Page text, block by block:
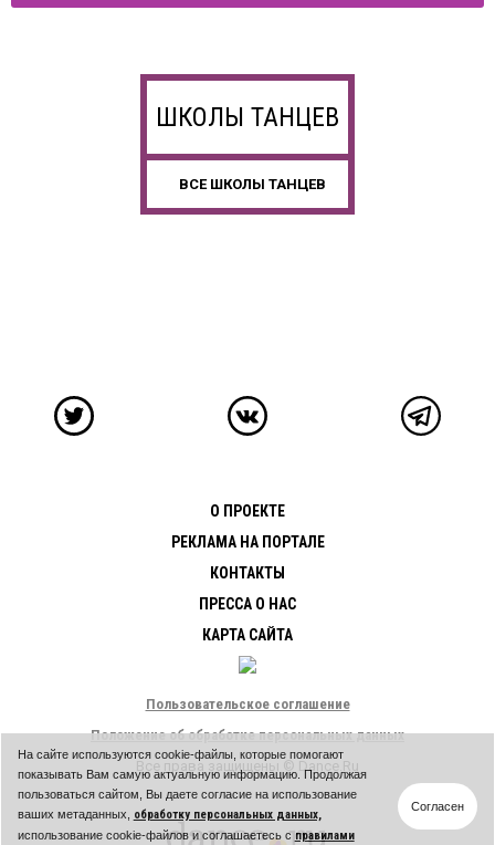
На сайте используются cookie-файлы, которые помогают
показывать Вам самую актуальную информацию. Продолжая
пользоваться сайтом, Вы даете согласие на использование
ваших метаданных,
обработку персональных данных,
использование cookie-файлов и соглашаетесь с правилами
Согласен
ШКОЛЫ ТАНЦЕВ
ВСЕ ШКОЛЫ ТАНЦЕВ
О ПРОЕКТЕ
РЕКЛАМА НА ПОРТАЛЕ
КОНТАКТЫ
ПРЕССА О НАС
КАРТА САЙТА
Пользовательское соглашение
Положение об обработке персональных данных
Все права защищены © Dance.Ru